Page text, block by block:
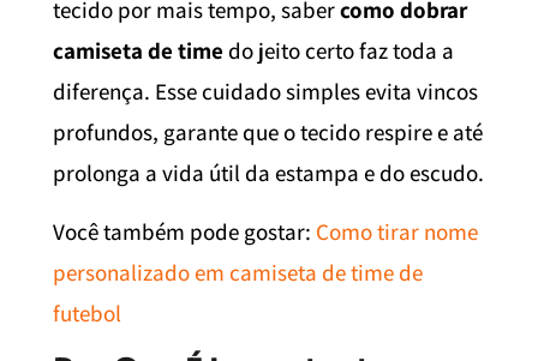
tecido por mais tempo, sabercomo dobrar
camiseta de time do jeito certo faz toda a
diferença. Esse cuidado simples evita vincos
profundos, garante que o tecido respire e até
prolonga a vida útil da estampa e do escudo.
Você também pode gostar: Como tirar nome
personalizado em camiseta de time de
futebol